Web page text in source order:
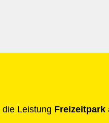
die Leistung Freizeitpark